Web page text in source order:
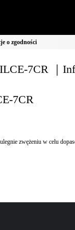
o zgodności
7CR ｜
7CR
zwężeniu w celu